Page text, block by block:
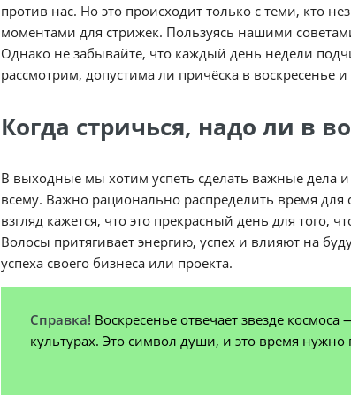
против нас. Но это происходит только с теми, кто
моментами для стрижек. Пользуясь нашими
Однако не забывайте, что каждый день недели
рассмотрим, допустима ли причёска в воскресенье
Когда стричься, надо ли в
В выходные мы хотим успеть сделать важные дела
всему. Важно рационально распределить время
взгляд кажется, что это прекрасный день для того,
Волосы притягивает энергию, успех и влияют на
успеха своего бизнеса или проекта.
Справка! Воскресенье отвечает звезде
культурах. Это символ души, и это время